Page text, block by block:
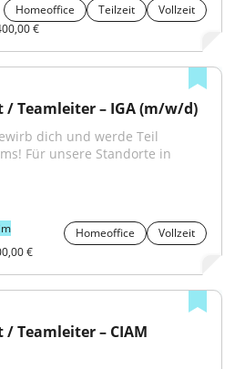
Homeoffice
Teilzeit
Vollzeit
€
/ Teamleiter – IGA (m/w/d)
dich und werde Teil
Für unsere Standorte in
Homeoffice
Vollzeit
€
Teamleiter – CIAM